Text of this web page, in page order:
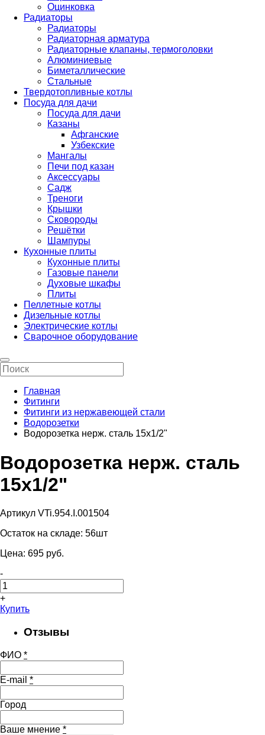
Оцинковка
Радиаторы
Радиаторы
Радиаторная арматура
Радиаторные клапаны, термоголовки
Алюминиевые
Биметаллические
Стальные
Твердотопливные котлы
Посуда для дачи
Посуда для дачи
Казаны
Афганские
Узбекские
Мангалы
Печи под казан
Аксессуары
Садж
Треноги
Крышки
Сковороды
Решётки
Шампуры
Кухонные плиты
Кухонные плиты
Газовые панели
Духовые шкафы
Плиты
Пеллетные котлы
Дизельные котлы
Электрические котлы
Сварочное оборудование
Главная
Фитинги
Фитинги из нержавеющей стали
Водорозетки
Водорозетка нерж. сталь 15х1/2"
Водорозетка нерж. сталь
15х1/2"
Артикул VTi.954.I.001504
Остаток на складе: 56шт
Цена: 695 pуб.
-
+
Купить
Отзывы
ФИО *
E-mail *
Город
Ваше мнение *